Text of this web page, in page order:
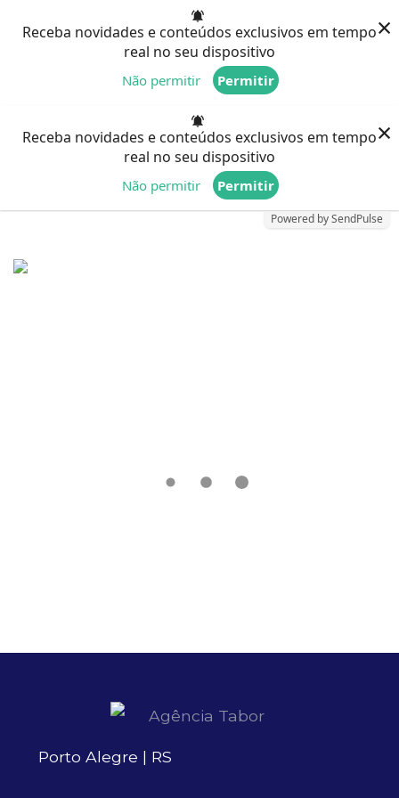
Receba novidades e conteúdos exclusivos em tempo
real no seu dispositivo
Não permitir Permitir
×
Receba novidades e conteúdos exclusivos em tempo
real no seu dispositivo
Não permitir Permitir
Powered by SendPulse
×
Porto Alegre | RS